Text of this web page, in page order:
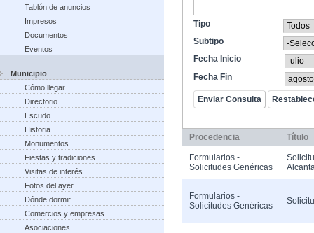
Tablón de anuncios
Impresos
Documentos
Eventos
Municipio
Cómo llegar
Directorio
Escudo
Historia
Monumentos
Fiestas y tradiciones
Visitas de interés
Fotos del ayer
Dónde dormir
Comercios y empresas
Asociaciones
Tipo
Subtipo
Fecha Inicio
Fecha Fin
Procedencia Título
Formularios -
Solicitudes Genéricas
Formularios -
Solicitudes Genéricas